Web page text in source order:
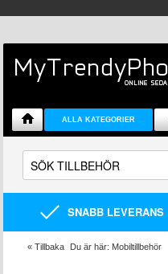
ALLA KATEGORIER
SNABB LEVERANS
« Tillbaka Du är här: Mobiltillbehör